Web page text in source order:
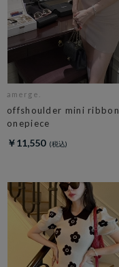
amerge.
offshoulder mini ribbon
onepiece
￥11,550